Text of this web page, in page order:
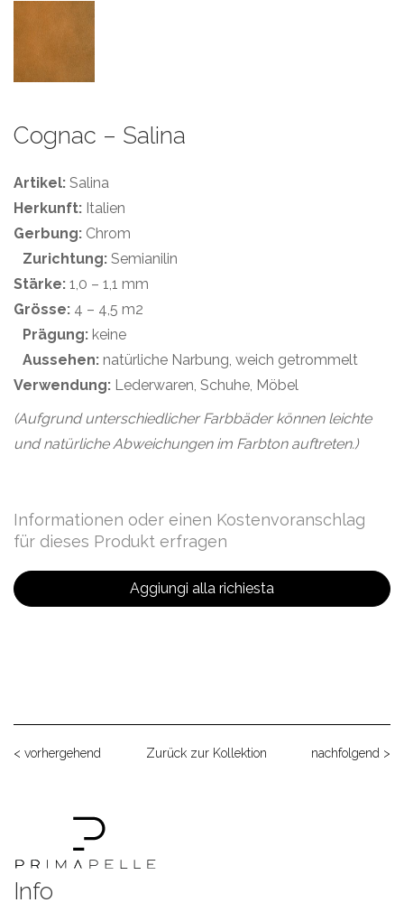
Cognac – Salina
Artikel: Salina
Herkunft: Italien
Gerbung: Chrom
Zurichtung: Semianilin
Stärke: 1,0 – 1,1 mm
Grösse: 4 – 4,5 m2
Prägung: keine
Aussehen: natürliche Narbung, weich getrommelt
Verwendung: Lederwaren, Schuhe, Möbel
(Aufgrund unterschiedlicher Farbbäder können leichte
und natürliche Abweichungen im Farbton auftreten.)
Informationen oder einen Kostenvoranschlag
für dieses Produkt erfragen
Aggiungi alla richiesta
< vorhergehend Zurück zur Kollektion nachfolgend >
Info